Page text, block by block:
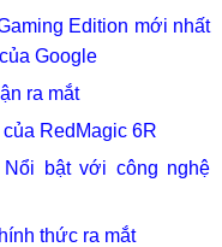
Edition mới nhất
Google
ra mắt
RedMagic 6R
bật với công nghệ
thức ra mắt